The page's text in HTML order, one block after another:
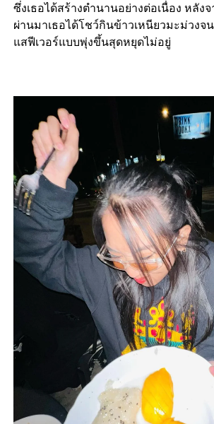
ซึ่งเธอได้สร้างตำนานอย่างต่อเนื่อง หลัง
ผ่านมาเธอได้โชว์กินข้าวเหนียวมะม่วงจ
แสฟีเวอร์แบบพุ่งขึ้นสุดหยุดไม่อยู่